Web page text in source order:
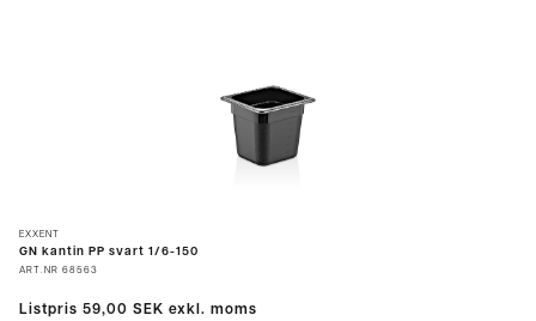
EXXENT
GN kantin PP svart 1/6-150
ART.NR 68563
Listpris 59,00 SEK exkl. moms